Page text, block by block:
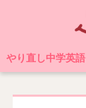
やり直し中学英語